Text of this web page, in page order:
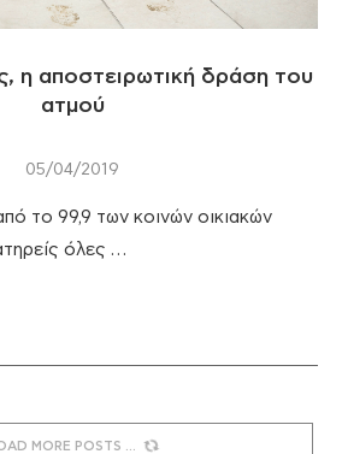
η αποστειρωτική δράση του
ατμού
05/04/2019
το 99,9 των κοινών οικιακών
όλες …
MORE POSTS